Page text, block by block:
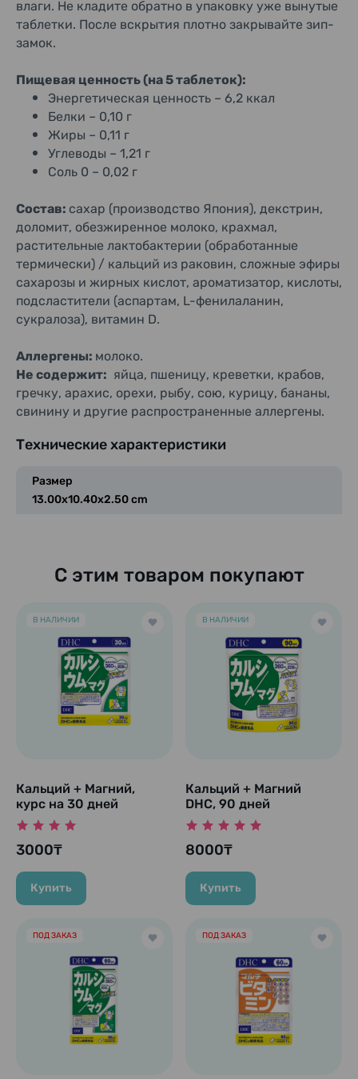
влаги. Не кладите обратно в упаковку уже вынутые
таблетки. После вскрытия плотно закрывайте зип-
замок.
Пищевая ценность (на 5 таблеток):
Энергетическая ценность – 6,2 ккал
Белки – 0,10 г
Жиры – 0,11 г
Углеводы – 1,21 г
Соль 0 – 0,02 г
Состав: сахар (производство Япония), декстрин,
доломит, обезжиренное молоко, крахмал,
растительные лактобактерии (обработанные
термически) / кальций из раковин, сложные эфиры
сахарозы и жирных кислот, ароматизатор, кислоты,
подсластители (аспартам, L-фенилаланин,
сукралоза), витамин D.
Аллергены: молоко.
Не содержит: яйца, пшеницу, креветки, крабов,
гречку, арахис, орехи, рыбу, сою, курицу, бананы,
свинину и другие распространенные аллергены.
Технические характеристики
Размер
13.00x10.40x2.50 cm
С этим товаром покупают
В НАЛИЧИИ
Кальций + Магний,
курс на 30 дней
3000₸
Купить
В НАЛИЧИИ
Кальций + Магний
DHC, 90 дней
8000₸
Купить
ПОД ЗАКАЗ ПОД ЗАКАЗ